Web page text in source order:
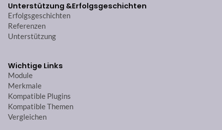
Unterstützung &Erfolgsgeschichten
Erfolgsgeschichten
Referenzen
Unterstützung
Wichtige Links
Module
Merkmale
Kompatible Plugins
Kompatible Themen
Vergleichen